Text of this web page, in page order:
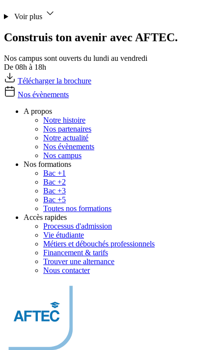
Voir plus
Construis ton avenir avec AFTEC.
Nos campus sont ouverts du lundi au vendredi
De 08h à 18h
Télécharger la brochure
Nos évènements
A propos
Notre histoire
Nos partenaires
Notre actualité
Nos évènements
Nos campus
Nos formations
Bac +1
Bac +2
Bac +3
Bac +5
Toutes nos formations
Accès rapides
Processus d'admission
Vie étudiante
Métiers et débouchés professionnels
Financement & tarifs
Trouver une alternance
Nous contacter